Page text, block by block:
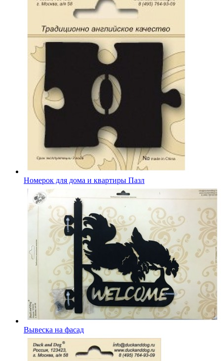
Номерок для дома и квартиры Пазл
Вывеска на фасад